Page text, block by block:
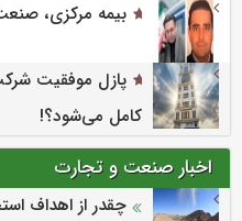
بیمه مرکزی،
کامل می‌شود؟!
اخبار صنعت و تجارت
چقدر از اهداف